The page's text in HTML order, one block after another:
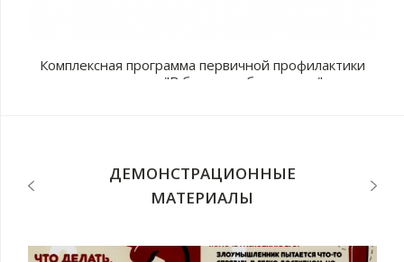
Комплексная программа первичной профилактики
наркомании "В будущее без рисков"
ДЕМОНСТРАЦИОННЫЕ
МАТЕРИАЛЫ